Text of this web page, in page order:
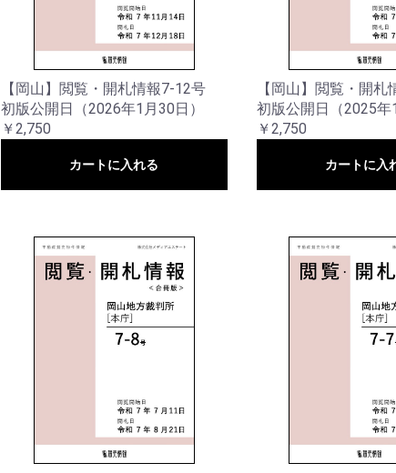
【岡山】閲覧・開札情報7-12号
初版公開日（2026年1月30日）
￥2,750
カートに入れる
【岡山】閲覧・開札
初版公開日（2025年
￥2,750
カートに入